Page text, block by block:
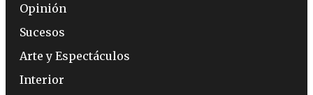
Opinión
Sucesos
Arte y Espectáculos
Interior